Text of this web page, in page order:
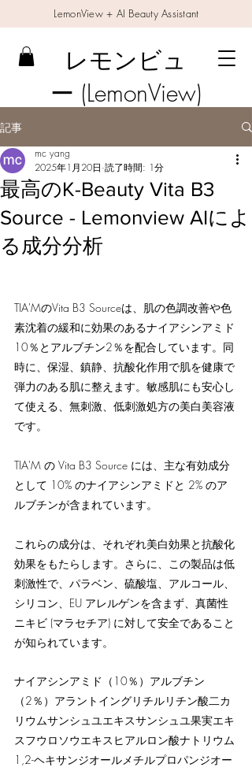
LemonView + AI Beauty Assistant
レモンビュ
ー (LemonView)
記事
​最高のK-Beauty Vita B3
Source - Lemonview AIによ
る成分分析
mc yang
2025年1月20日 読了時間: 1分
TIA'MのVita B3 Sourceは、肌の色調改善や色
素沈着の緩和に効果のあるナイアシンアミド
10％とアルブチン2％を配合しています。同
時に、保湿、鎮静、抗酸化作用で肌を健康で
弾力のある肌に整えます。敏感肌にも安心し
て使える、無刺激、低刺激処方の美白美容液
です。
TIA'M の Vita B3 Source には、主な有効成分
として 10% のナイアシンアミドと 2% のア
ルブチンが含まれています。
これらの成分は、それぞれ美白効果と抗酸化
効果をもたらします。さらに、この製品は低
刺激性で、パラベン、硫酸塩、アルコール、
シリコン、EU アレルゲンを含まず、真菌性
ニキビ (マラセチア) に対して安全であること
が知られています。
ナイアシンアミド（10％）アルブチン
（2％）アラントイングリチルリチン酸二カ
リウムサンシュユエキスサンシュユ果実エキ
スフウロソウエキスヒアルロン酸ナトリウム
1,2-ヘキサンジオールメチルプロパンジオー